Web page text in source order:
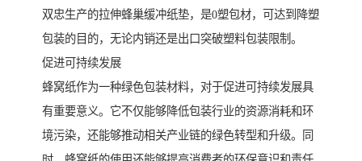
双忠生产的拉伸蜂巢缓冲纸垫，是0塑包材，可达到降塑
包装的目的，无论内销还是出口突破塑料包装限制。
促进可持续发展
蜂窝纸作为一种绿色包装材料，对于促进可持续发展具
有重要意义。它不仅能够降低包装行业的资源消耗和环
境污染，还能够推动相关产业链的绿色转型和升级。同